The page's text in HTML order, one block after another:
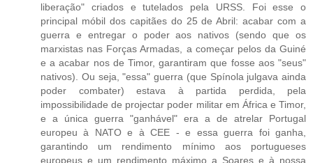
liberação" criados e tutelados pela URSS. Foi esse o
principal móbil dos capitães do 25 de Abril: acabar com a
guerra e entregar o poder aos nativos (sendo que os
marxistas nas Forças Armadas, a começar pelos da Guiné
e a acabar nos de Timor, garantiram que fosse aos "seus"
nativos). Ou seja, "essa" guerra (que Spínola julgava ainda
poder combater) estava à partida perdida, pela
impossibilidade de projectar poder militar em África e Timor,
e a única guerra "ganhável" era a de atrelar Portugal
europeu à NATO e à CEE - e essa guerra foi ganha,
garantindo um rendimento mínimo aos portugueses
europeus e um rendimento máximo a Soares e à nossa